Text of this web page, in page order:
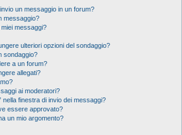
un messaggio in un forum?
messaggio?
messaggi?
ulteriori opzioni del sondaggio?
sondaggio?
a un forum?
allegati?
ai moderatori?
nella finestra di invio dei messaggi?
essere approvato?
un mio argomento?